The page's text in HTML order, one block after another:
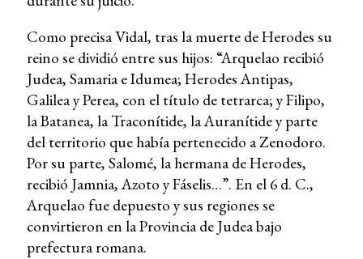
Como precisa Vidal, tras la muerte de Herodes su
reino se dividió entre sus hijos: “Arquelao recibió
Judea, Samaria e Idumea; Herodes Antipas,
Galilea y Perea, con el título de tetrarca; y Filipo,
la Batanea, la Traconítide, la Auranítide y parte
del territorio que había pertenecido a Zenodoro.
Por su parte, Salomé, la hermana de Herodes,
recibió Jamnia, Azoto y Fáselis…”. En el 6 d. C.,
Arquelao fue depuesto y sus regiones se
convirtieron en la Provincia de Judea bajo
prefectura romana.